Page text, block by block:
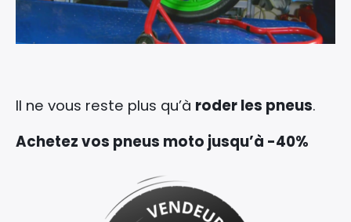
Il ne vous reste plus qu’à roder les pneus.
Achetez vos pneus moto jusqu’à -40%